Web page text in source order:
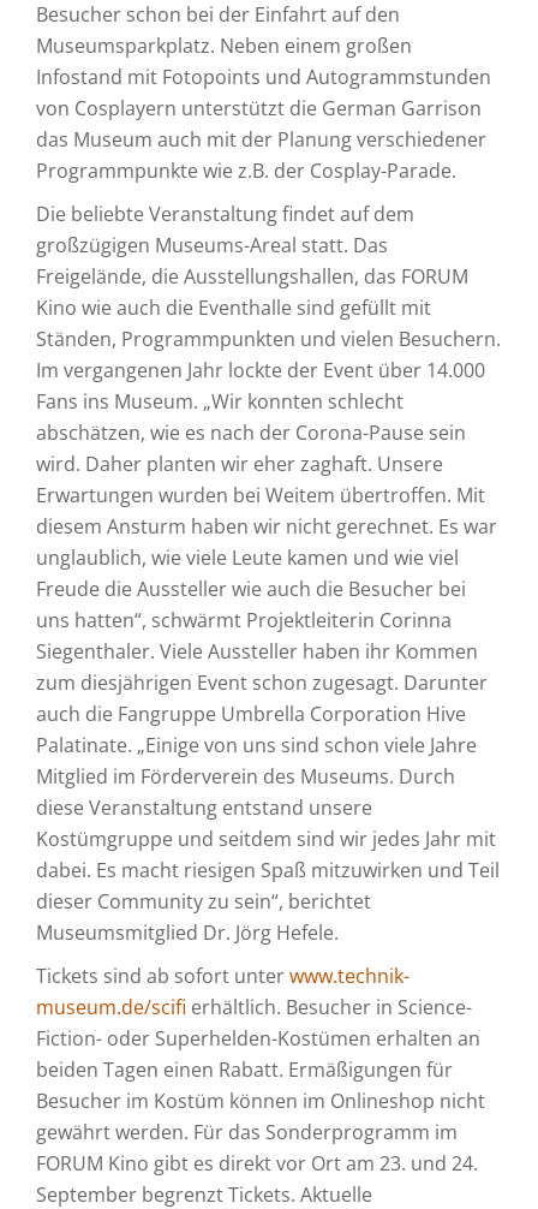
Besucher schon bei der Einfahrt auf den
Museumsparkplatz. Neben einem großen
Infostand mit Fotopoints und Autogrammstunden
von Cosplayern unterstützt die German Garrison
das Museum auch mit der Planung verschiedener
Programmpunkte wie z.B. der Cosplay-Parade.
Die beliebte Veranstaltung findet auf dem
großzügigen Museums-Areal statt. Das
Freigelände, die Ausstellungshallen, das FORUM
Kino wie auch die Eventhalle sind gefüllt mit
Ständen, Programmpunkten und vielen Besuchern.
Im vergangenen Jahr lockte der Event über 14.000
Fans ins Museum. „Wir konnten schlecht
abschätzen, wie es nach der Corona-Pause sein
wird. Daher planten wir eher zaghaft. Unsere
Erwartungen wurden bei Weitem übertroffen. Mit
diesem Ansturm haben wir nicht gerechnet. Es war
unglaublich, wie viele Leute kamen und wie viel
Freude die Aussteller wie auch die Besucher bei
uns hatten“, schwärmt Projektleiterin Corinna
Siegenthaler. Viele Aussteller haben ihr Kommen
zum diesjährigen Event schon zugesagt. Darunter
auch die Fangruppe Umbrella Corporation Hive
Palatinate. „Einige von uns sind schon viele Jahre
Mitglied im Förderverein des Museums. Durch
diese Veranstaltung entstand unsere
Kostümgruppe und seitdem sind wir jedes Jahr mit
dabei. Es macht riesigen Spaß mitzuwirken und Teil
dieser Community zu sein“, berichtet
Museumsmitglied Dr. Jörg Hefele.
Tickets sind ab sofort unterwww.technik-
museum.de/scifi erhältlich. Besucher in Science-
Fiction- oder Superhelden-Kostümen erhalten an
beiden Tagen einen Rabatt. Ermäßigungen für
Besucher im Kostüm können im Onlineshop nicht
gewährt werden. Für das Sonderprogramm im
FORUM Kino gibt es direkt vor Ort am 23. und 24.
September begrenzt Tickets. Aktuelle